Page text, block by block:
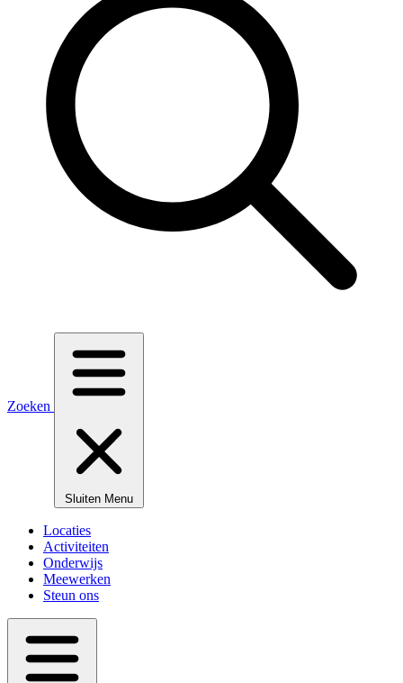
Zoeken
Sluiten Menu
Locaties
Activiteiten
Onderwijs
Meewerken
Steun ons